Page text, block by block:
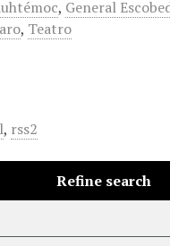
, General
, Teatro
, rss2
Refine search